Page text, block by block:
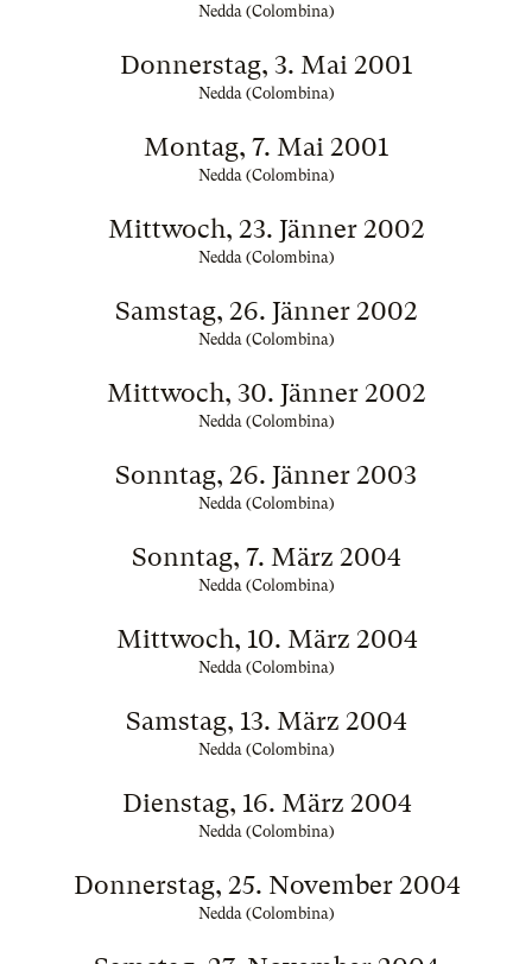
Nedda (Colombina)
Donnerstag, 3. Mai 2001
Nedda (Colombina)
Montag, 7. Mai 2001
Nedda (Colombina)
Mittwoch, 23. Jänner 2002
Nedda (Colombina)
Samstag, 26. Jänner 2002
Nedda (Colombina)
Mittwoch, 30. Jänner 2002
Nedda (Colombina)
Sonntag, 26. Jänner 2003
Nedda (Colombina)
Sonntag, 7. März 2004
Nedda (Colombina)
Mittwoch, 10. März 2004
Nedda (Colombina)
Samstag, 13. März 2004
Nedda (Colombina)
Dienstag, 16. März 2004
Nedda (Colombina)
Donnerstag, 25. November 2004
Nedda (Colombina)